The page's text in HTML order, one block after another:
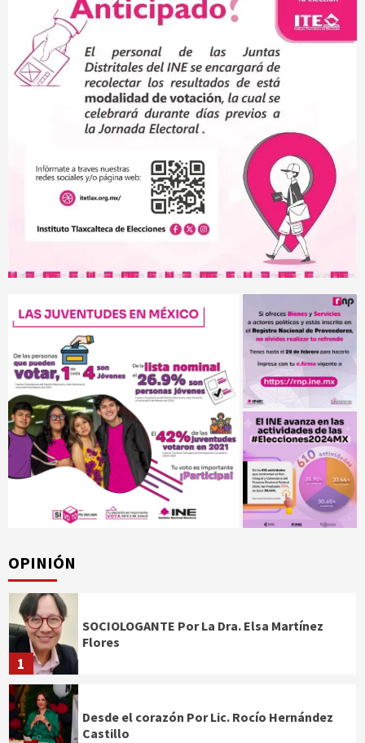
OPINIÓN
1
SOCIOLOGANTE Por La Dra. Elsa Martínez
Flores
Desde el corazón Por Lic. Rocío Hernández
Castillo